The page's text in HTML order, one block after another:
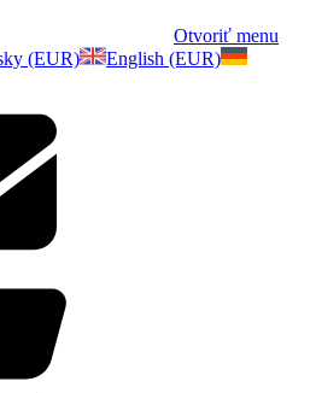
Otvoriť menu
(EUR)
English (EUR)